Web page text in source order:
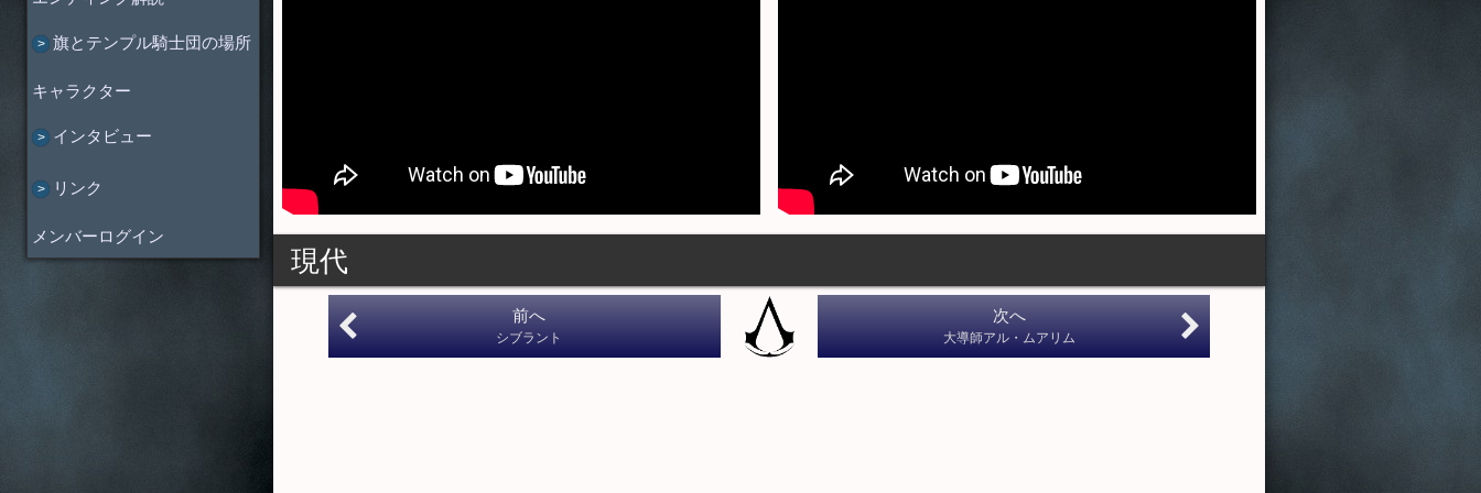
現代
前へ
シブラント
次へ
大導師アル・ムアリム
旗とテンプル騎士団の場所
キャラクター
インタビュー
リンク
メンバーログイン